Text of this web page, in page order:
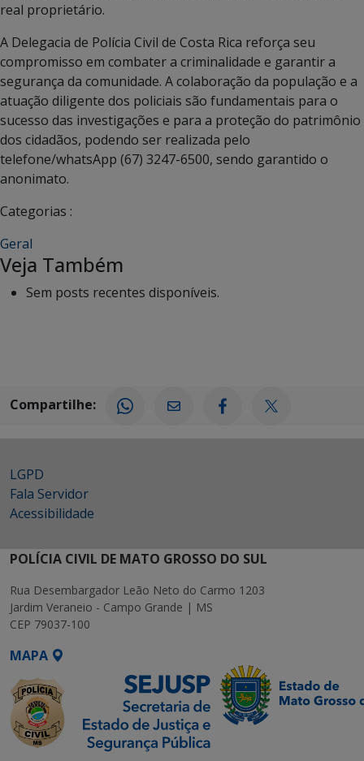
real proprietário.
A Delegacia de Polícia Civil de Costa Rica reforça seu
compromisso em combater a criminalidade e garantir a
segurança da comunidade. A colaboração da população e a
atuação diligente dos policiais são fundamentais para o
sucesso das investigações e para a proteção do patrimônio
dos cidadãos, podendo ser realizada pelo
telefone/whatsApp (67) 3247-6500, sendo garantido o
anonimato.
Categorias :
Geral
Veja Também
Sem posts recentes disponíveis.
Compartilhe:
LGPD
Fala Servidor
Acessibilidade
POLÍCIA CIVIL DE MATO GROSSO DO SUL
Rua Desembargador Leão Neto do Carmo 1203
Jardim Veraneio - Campo Grande | MS
CEP 79037-100
MAPA